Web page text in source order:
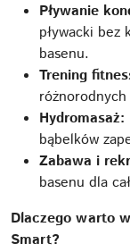
Pływanie
pływacki bez
basenu.
Trening
Hydromasaż:
bąbelków
Zabawa i
basenu dla
Dlaczego warto
Smart?